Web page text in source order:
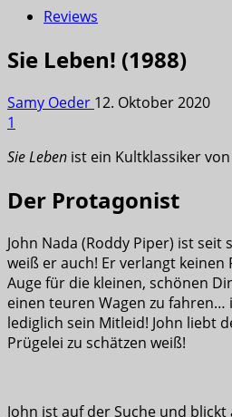
Reviews
Sie Leben! (1988)
Samy Oeder 12. Oktober 2020
1
Sie Leben ist ein Kultklassiker
Der Protagonist
John Nada (Roddy Piper) ist
weiß er auch! Er verlangt
Auge für die kleinen, schönen
einen teuren Wagen zu
lediglich sein Mitleid! John liebt
Prügelei zu schätzen weiß!
John ist auf der Suche und